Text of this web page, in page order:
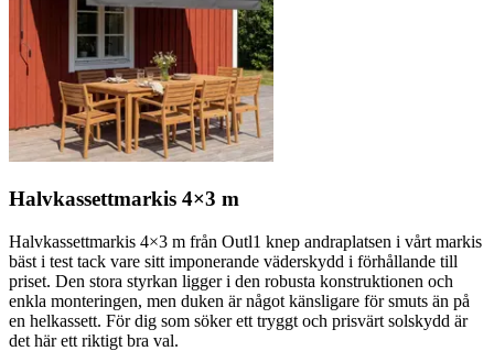
Halvkassettmarkis 4×3 m
Halvkassettmarkis 4×3 m från Outl1 knep andraplatsen i vårt markis
bäst i test tack vare sitt imponerande väderskydd i förhållande till
priset. Den stora styrkan ligger i den robusta konstruktionen och
enkla monteringen, men duken är något känsligare för smuts än på
en helkassett. För dig som söker ett tryggt och prisvärt solskydd är
det här ett riktigt bra val.